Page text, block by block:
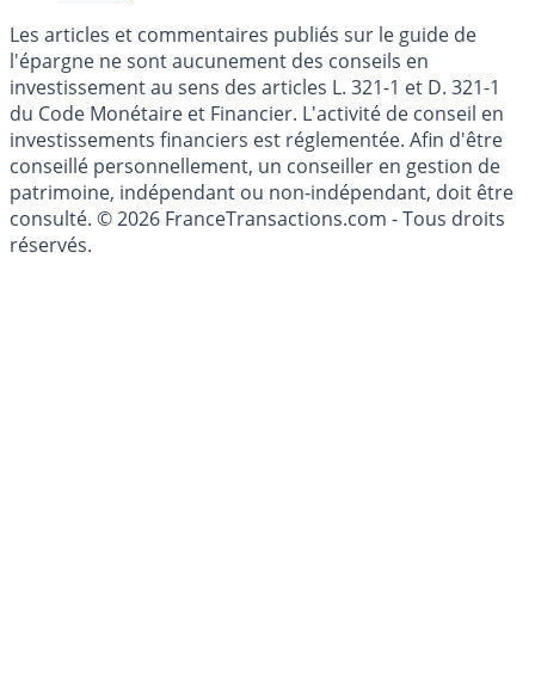
Cookies
Les articles et commentaires publiés sur le guide de
l'épargne ne sont aucunement des conseils en
investissement au sens des articles L. 321-1 et D. 321-1
du Code Monétaire et Financier. L'activité de conseil en
investissements financiers est réglementée. Afin d'être
conseillé personnellement, un conseiller en gestion de
patrimoine, indépendant ou non-indépendant, doit être